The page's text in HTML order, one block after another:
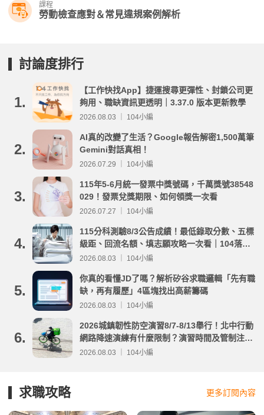
課程
勞動檢查應對＆常見違規案例解析
討論度排行
1.
【工作快找App】捷運搜尋更彈性、封鎖公司更
夠用、職缺資訊更透明｜3.37.0 版本更新教學
2026.08.03 ｜ 104小編
2.
AI真的改變了生活？Google報告解密1,500萬筆
Gemini對話真相！
2026.07.29 ｜ 104小編
3.
115年5-6月統一發票中獎號碼，千萬獎號38548
029！發票兌獎期限、如何領獎一次看
2026.07.27 ｜ 104小編
4.
115分科測驗8/3公告成績！最低錄取分數、五標
級距、回流名額、填志願攻略一次看｜104落點
分析
2026.08.03 ｜ 104小編
5.
你真的看懂JD了嗎？解析矽谷求職邏輯「先有職
缺，再有履歷」4區塊找出高薪籌碼
2026.08.03 ｜ 104小編
6.
2026城鎮韌性防空演習8/7-8/13舉行！北中行動
網路降速演練有什麼限制？演習時間及管制注意
事項整理
2026.08.03 ｜ 104小編
求職攻略 更多訂閱內容